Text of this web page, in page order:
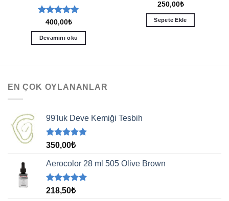
5 üzerinden
5oy aldı
400,00₺
Devamını oku
250,00₺
Sepete Ekle
EN ÇOK OYLANANLAR
99'luk Deve Kemiği Tesbih
5 üzerinden
aldı
350,00₺
Aerocolor 28 ml 505 Olive Brown
5 üzerinden
218,50₺